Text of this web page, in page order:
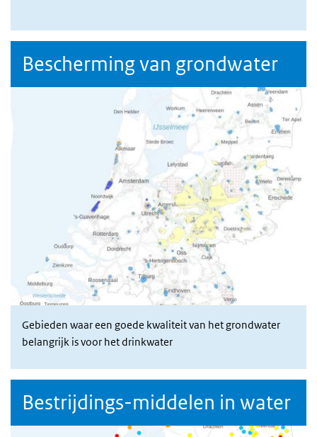
Bescherming van grondwater
Gebieden waar een goede kwaliteit van het grondwater
belangrijk is voor het drinkwater
Bestrijdings-middelen in water